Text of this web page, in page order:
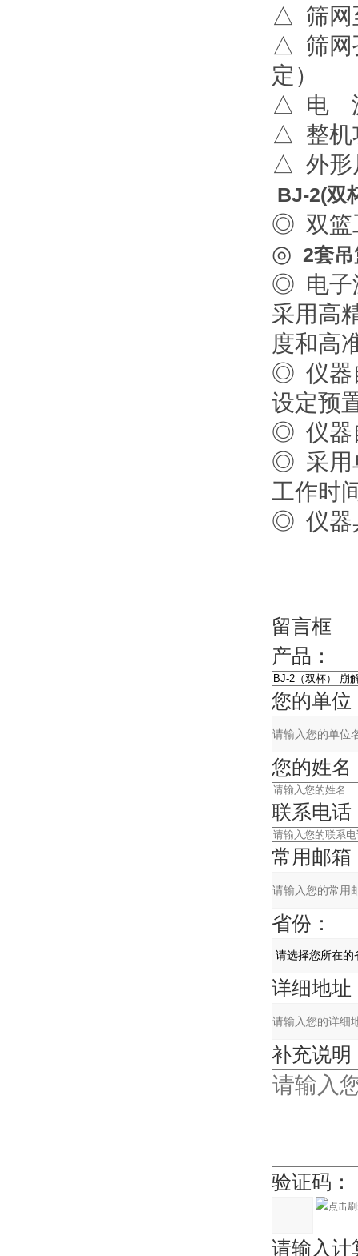
△ 筛网
△ 筛网
定）
△ 电 源
△ 整机
△ 外形
BJ-2(双
◎ 双篮
◎ 2套吊
◎ 电子
采用高
度和高准
◎ 仪器
设定预
◎ 仪器自
◎ 采用
工作时
◎ 仪器
留言框
产品：
您的单位
您的姓名
联系电话
常用邮箱
省份：
详细地址
补充说明
验证码：
请输入计